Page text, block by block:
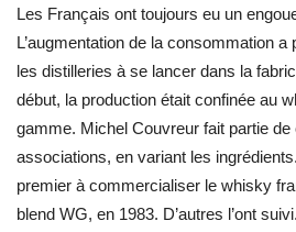
Les Français ont toujours eu un
L’augmentation de la consommation
les distilleries à se lancer dans la
début, la production était confinée au
gamme. Michel Couvreur fait partie
associations, en variant les
premier à commercialiser le whisky
blend WG, en 1983. D’autres l’ont suivi.